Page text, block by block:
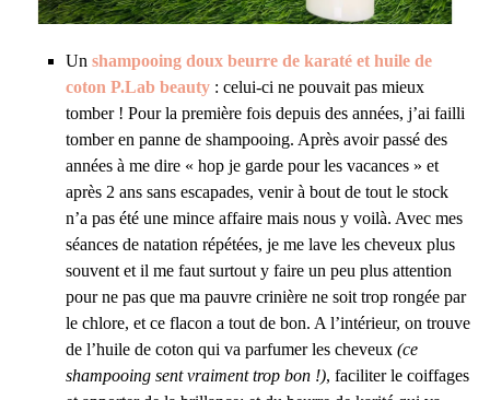
Un shampooing doux beurre de karaté et huile de
coton P.Lab beauty : celui-ci ne pouvait pas mieux
tomber ! Pour la première fois depuis des années, j’ai failli
tomber en panne de shampooing. Après avoir passé des
années à me dire « hop je garde pour les vacances » et
après 2 ans sans escapades, venir à bout de tout le stock
n’a pas été une mince affaire mais nous y voilà. Avec mes
séances de natation répétées, je me lave les cheveux plus
souvent et il me faut surtout y faire un peu plus attention
pour ne pas que ma pauvre crinière ne soit trop rongée par
le chlore, et ce flacon a tout de bon. A l’intérieur, on trouve
de l’huile de coton qui va parfumer les cheveux (ce
shampooing sent vraiment trop bon !), faciliter le coiffages